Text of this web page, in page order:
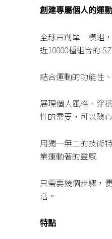
創建專屬個人的運
全球首創單一模組
近10000種組合的
結合運動的功能性
展現個人風格、穿
性的需要，可以隨
用獨一無二的技術
業運動著的靈感
只需要幾個步驟，
活。
特點